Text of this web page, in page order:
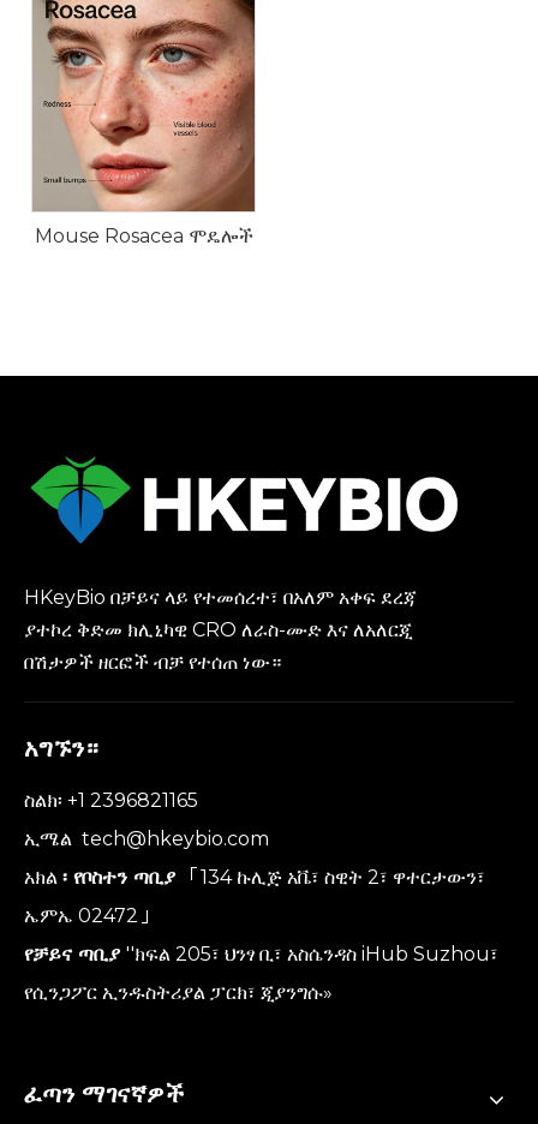
Mouse Rosacea ሞዴሎች
HKeyBio በቻይና ላይ የተመሰረተ፣ በአለም አቀፍ ደረጃ
ያተኮረ ቅድመ ክሊኒካዊ CRO ለራስ-ሙድ እና ለአለርጂ
በሽታዎች ዘርፎች ብቻ የተሰጠ ነው።
አግኙን።
ስልክ፡ +1 2396821165
ኢሜል tech@hkeybio.com
አክል ፡ የቦስተን ጣቢያ
「134 ኩሊጅ አቬ፣ ስዊት 2፣ ዋተርታውን፣
ኤምኤ 02472」
የቻይና ጣቢያ ''ክፍል 205፣ ህንፃ ቢ፣ አስሴንዳስ iHub Suzhou፣
የሲንጋፖር ኢንዱስትሪያል ፓርክ፣ ጂያንግሱ»
ፈጣን ማገናኛዎች